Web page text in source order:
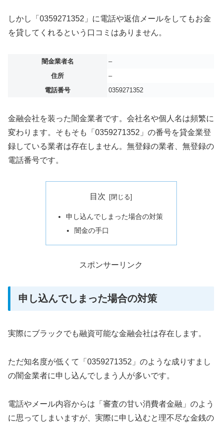
しかし「0359271352」に電話や返信メールをしてもお金
を貸してくれるという口コミはありません。
闇金業者名
–
住所
–
電話番号
0359271352
金融会社を装った闇金業者です。会社名や個人名は頻繁に
変わります。そもそも「0359271352」の番号を貸金業登
録している業者は存在しません。無登録の業者、無登録の
電話番号です。
目次
申し込んでしまった場合の対策
闇金の手口
スポンサーリンク
申し込んでしまった場合の対策
実際にブラックでも融資可能な金融会社は存在します。
ただ知名度が低くて「0359271352」のような成りすまし
の闇金業者に申し込んでしまう人が多いです。
電話やメール内容からは「審査の甘い消費者金融」のよう
に思ってしまいますが、実際に申し込むと理不尽な金銭の